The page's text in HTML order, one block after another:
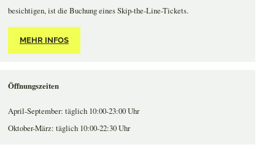
besichtigen, ist die Buchung eines Skip-the-Line-Tickets.
MEHR INFOS
Öffnungszeiten
April-September: täglich 10:00-23:00 Uhr
Oktober-März: täglich 10:00-22:30 Uhr